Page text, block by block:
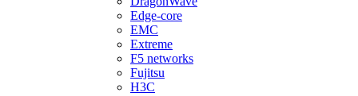
Edge-core
EMC
Extreme
F5 networks
Fujitsu
H3С